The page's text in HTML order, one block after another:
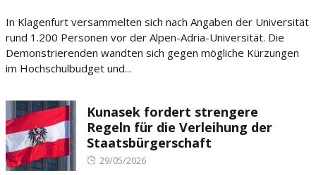
In Klagenfurt versammelten sich nach Angaben der Universität
rund 1.200 Personen vor der Alpen-Adria-Universität. Die
Demonstrierenden wandten sich gegen mögliche Kürzungen
im Hochschulbudget und...
Kunasek fordert strengere
Regeln für die Verleihung der
Staatsbürgerschaft
Posted
29/05/2026